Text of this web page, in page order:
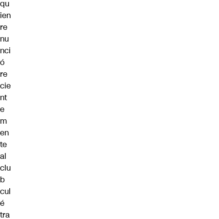
qu
ien
re
nu
nci
ó
re
cie
nt
e
m
en
te
al
clu
b
cul
é
tra